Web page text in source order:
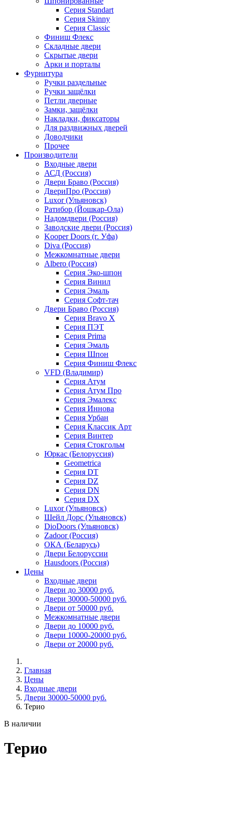
Серия Standart
Серия Skinny
Серия Classic
Финиш Флекс
Складные двери
Скрытые двери
Арки и порталы
Фурнитура
Ручки раздельные
Ручки защёлки
Петли дверные
Замки, защёлки
Накладки, фиксаторы
Для раздвижных дверей
Доводчики
Прочее
Производители
Входные двери
АСД (Россия)
Двери Браво (Россия)
ДвериПро (Россия)
Luxor (Ульяновск)
Ратибор (Йошкар-Ола)
Надомдвери (Россия)
Заводские двери (Россия)
Kooper Doors (г. Уфа)
Diva (Россия)
Межкомнатные двери
Albero (Россия)
Серия Эко-шпон
Серия Винил
Серия Эмаль
Серия Софт-тач
Двери Браво (Россия)
Серия Bravo X
Серия ПЭТ
Серия Prima
Серия Эмаль
Серия Шпон
Серия Финиш Флекс
VFD (Владимир)
Серия Атум
Серия Атум Про
Серия Эмалекс
Серия Иннова
Серия Урбан
Серия Классик Арт
Серия Винтер
Серия Стокгольм
Юркас (Белоруссия)
Geometrica
Серия DT
Серия DZ
Серия DN
Серия DX
Luxor (Ульяновск)
Шейл Дорс (Ульяновск)
DioDoors (Ульяновск)
Zadoor (Россия)
ОКА (Беларусь)
Двери Белоруссии
Hausdoors (Россия)
Цены
Входные двери
Двери до 30000 руб.
Двери 30000-50000 руб.
Двери от 50000 руб.
Межкомнатные двери
Двери до 10000 руб.
Двери 10000-20000 руб.
Двери от 20000 руб.
Главная
Цены
Входные двери
Двери 30000-50000 руб.
Терио
В наличии
Терио